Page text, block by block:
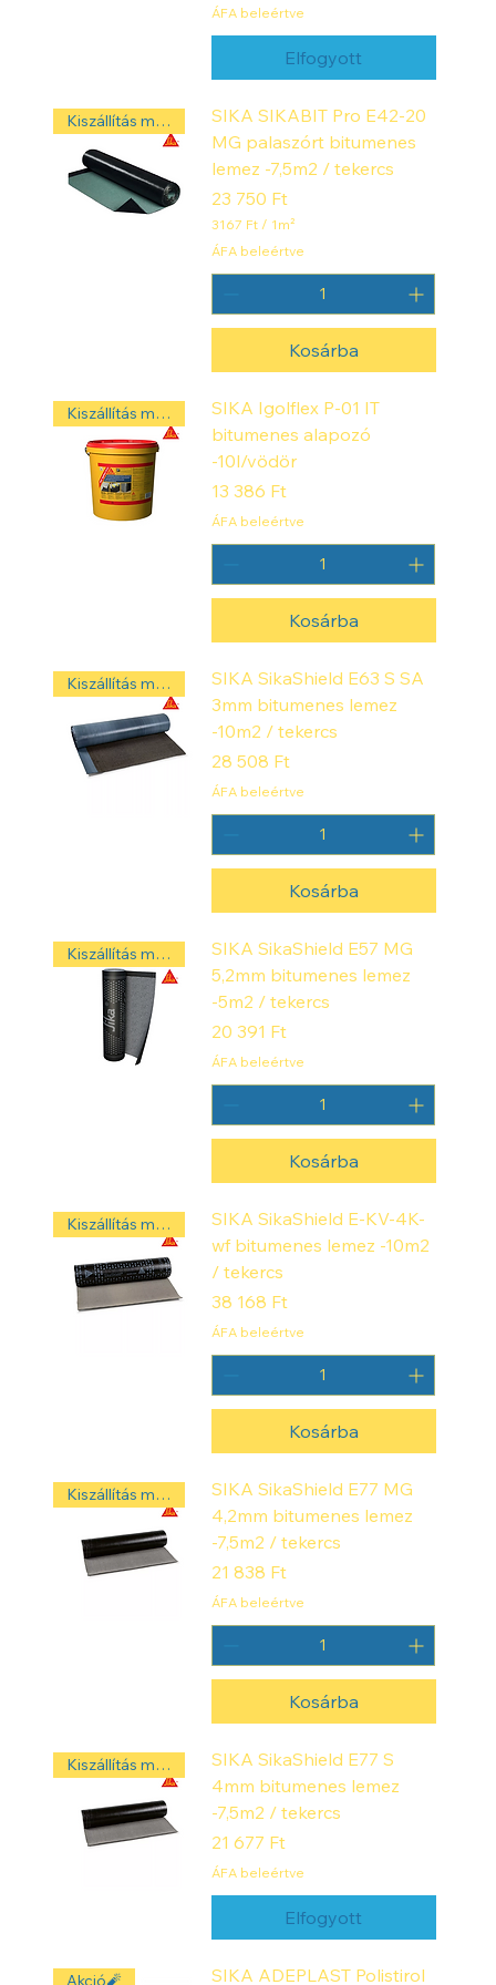
2
9
6
t
1
n
g
y
z
e
t
ÁFA beleértve
Elfogyott
Kiszállítás másnap! ‼️
SIKA SIKABIT Pro E42-20
MG palaszórt bitumenes
lemez -7,5m2 / tekercs
Ár
23 750 Ft
3167 Ft / 1m²
3
1
6
F
n
é
g
y
e
m
é
r
ÁFA beleértve
Kosárba
Kiszállítás másnap! ‼️
SIKA Igolflex P-01 IT
bitumenes alapozó
-10l/vödör
Ár
13 386 Ft
ÁFA beleértve
Kosárba
Kiszállítás másnap! ‼️
SIKA SikaShield E63 S SA
3mm bitumenes lemez
-10m2 / tekercs
Ár
28 508 Ft
ÁFA beleértve
Kosárba
Kiszállítás másnap! ‼️
SIKA SikaShield E57 MG
5,2mm bitumenes lemez
-5m2 / tekercs
Ár
20 391 Ft
ÁFA beleértve
Kosárba
Kiszállítás másnap! ‼️
SIKA SikaShield E-KV-4K-
wf bitumenes lemez -10m2
/ tekercs
Ár
38 168 Ft
ÁFA beleértve
Kosárba
Kiszállítás másnap! ‼️
SIKA SikaShield E77 MG
4,2mm bitumenes lemez
-7,5m2 / tekercs
Ár
21 838 Ft
ÁFA beleértve
Kosárba
Kiszállítás másnap! ‼️
SIKA SikaShield E77 S
4mm bitumenes lemez
-7,5m2 / tekercs
Ár
21 677 Ft
ÁFA beleértve
Elfogyott
Akció🧨
SIKA ADEPLAST Polistirol